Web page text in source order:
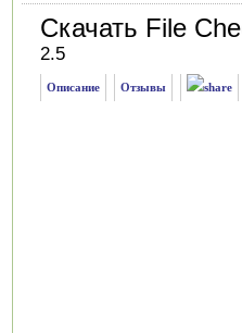
Скачать File
2.5
Описание Отзывы